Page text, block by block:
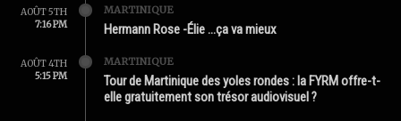
AOÛT 5TH
7:16 PM
MARTINIQUE
Hermann Rose -Élie …ça va mieux
AOÛT 4TH
5:15 PM
MARTINIQUE
Tour de Martinique des yoles rondes : la FYRM offre-t-
elle gratuitement son trésor audiovisuel ?